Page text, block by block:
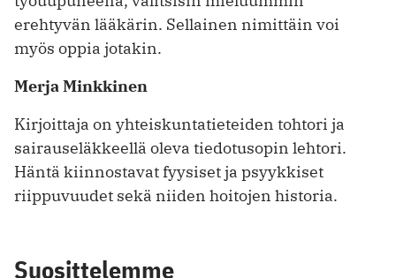
erehtyvän lääkärin. Sellainen nimittäin voi
myös oppia jotakin.
Merja Minkkinen
Kirjoittaja on yhteiskuntatieteiden tohtori ja
sairauseläkkeellä oleva tiedotusopin lehtori.
Häntä kiinnostavat fyysiset ja psyykkiset
riippuvuudet sekä niiden hoitojen historia.
Suosittelemme